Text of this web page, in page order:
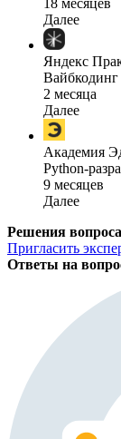
18 месяцев
Далее
Яндекс
Вайбкодинг
2 месяца
Далее
Академия
Python-
9 месяцев
Далее
Решения вопроса
Пригласить
Ответы на